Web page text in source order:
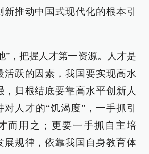
推动中国式现代化的根本引
”，把握人才第一资源。人才是
活跃的因素，我国要实现高水
，归根结底要靠高水平创新人
人才的“饥渴度”，一手抓引
而用之；更要一手抓自主培
展规律，依靠我国自身教育体